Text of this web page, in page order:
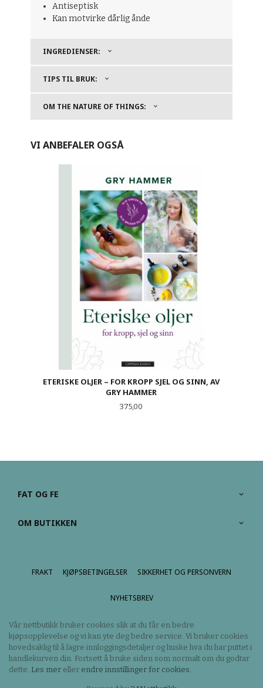
Antiseptisk
Kan motvirke dårlig ånde
INGREDIENSER:
TIPS TIL BRUK:
OM THE NATURE OF THINGS:
VI ANBEFALER OGSÅ
ETERISKE OLJER – FOR KROPP SJEL OG SINN, AV
GRY HAMMER
Pris
375,00
FAT OG FE
OM BUTIKKEN
FRAKT KJØPSBETINGELSER SIKKERHET OG PERSONVERN
NYHETSBREV
Vår nettbutikk bruker cookies slik at du får en bedre
kjøpsopplevelse og vi kan yte deg bedre service. Vi bruker cookies
hovedsaklig til å lagre innloggingsdetaljer og huske hva du har puttet i
handlekurven din. Fortsett å bruke siden som normalt om du godtar
dette. Les mer eller endre innstillinger for cookies.